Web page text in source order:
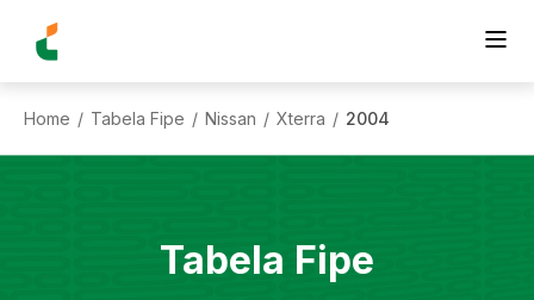
Home / Tabela Fipe / Nissan / Xterra / 2004
Tabela Fipe